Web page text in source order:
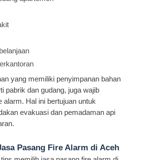
yang memiliki penyimpanan bahan
pabrik dan gudang, juga wajib
alarm. Hal ini bertujuan untuk
evakuasi dan pemadaman api
Pasang Fire Alarm di Aceh